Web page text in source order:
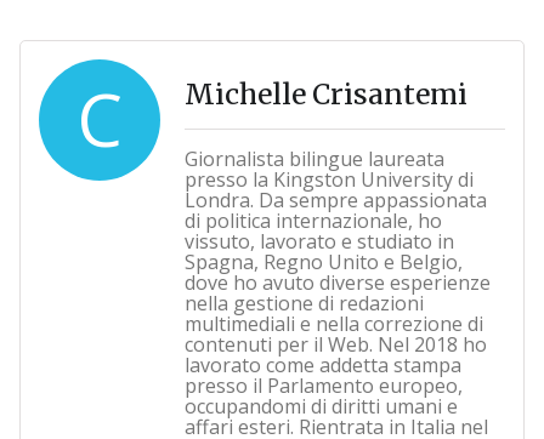
C Michelle Crisantemi
Giornalista bilingue laureata
presso la Kingston University di
Londra. Da sempre appassionata
di politica internazionale, ho
vissuto, lavorato e studiato in
Spagna, Regno Unito e Belgio,
dove ho avuto diverse esperienze
nella gestione di redazioni
multimediali e nella correzione di
contenuti per il Web. Nel 2018 ho
lavorato come addetta stampa
presso il Parlamento europeo,
occupandomi di diritti umani e
affari esteri. Rientrata in Italia nel